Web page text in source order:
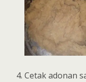
Cetak adonan